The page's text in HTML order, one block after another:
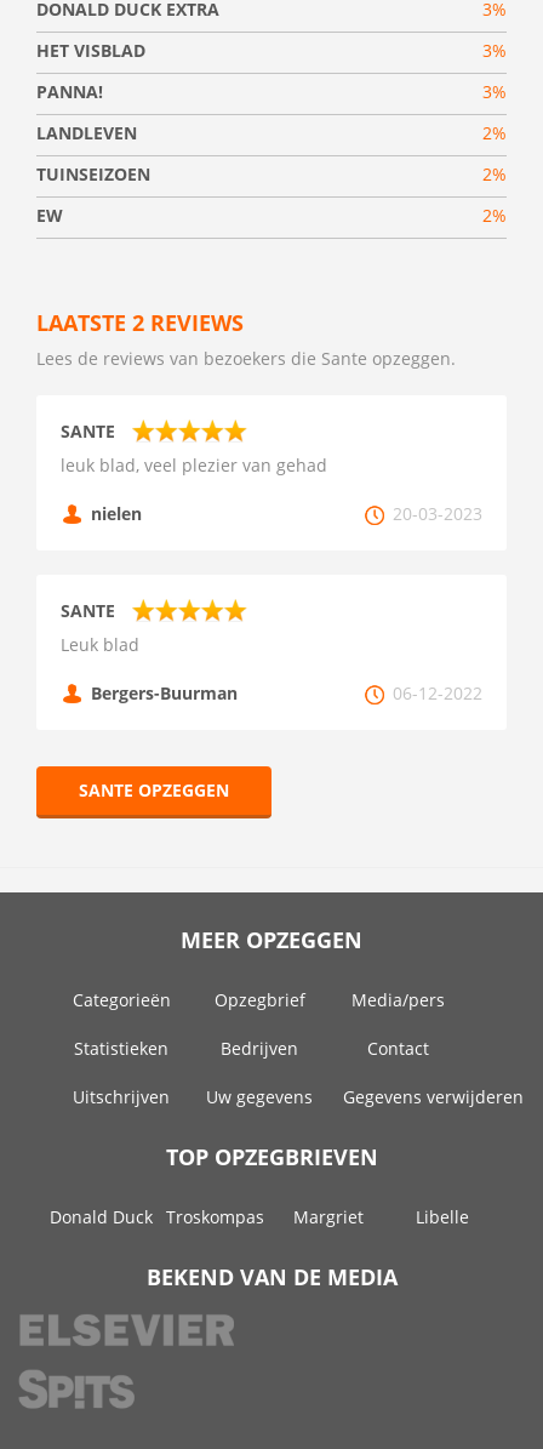
DONALD DUCK EXTRA
3%
HET VISBLAD
3%
PANNA!
3%
LANDLEVEN
2%
TUINSEIZOEN
2%
EW
2%
LAATSTE 2 REVIEWS
Lees de reviews van bezoekers die Sante opzeggen.
SANTE
leuk blad, veel plezier van gehad
nielen 20-03-2023
SANTE
Leuk blad
Bergers-Buurman 06-12-2022
SANTE OPZEGGEN
MEER OPZEGGEN
Categorieën Opzegbrief Media/pers
Statistieken Bedrijven Contact
Uitschrijven Uw gegevens Gegevens verwijderen
TOP OPZEGBRIEVEN
Donald Duck Troskompas Margriet Libelle
BEKEND VAN DE MEDIA